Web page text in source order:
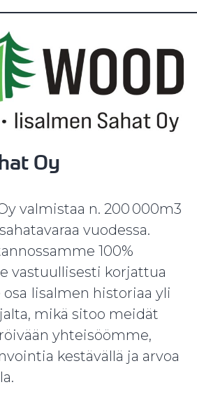
Oy
valmistaa n. 200 000m3
vuodessa.
100%
vastuullisesti korjattua
Iisalmen historiaa yli
mikä sitoo meidät
yhteisöömme,
kestävällä ja arvoa